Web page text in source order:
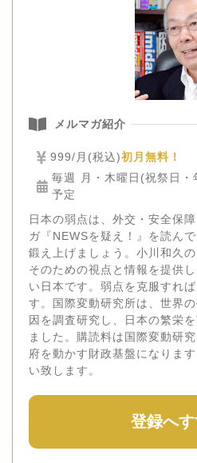
メルマガ紹介
999/月(税込)初月無料！
毎週 月・木曜日(祝祭日
予定
日本の弱点は、外交・安全保
ガ『NEWSを疑え！』を読ん
鍛え上げましょう。小川和久
そのための視点と情報を提供
い日本です。弱点を克服すれ
す。国際変動研究所は、世界
因を調査研究し、日本の繁栄
ました。購読料は国際変動研
府を動かす財政基盤になりま
い致します。
登録へ